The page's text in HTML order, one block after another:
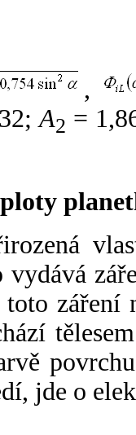
,
A2 =
vydává
záření
jde o